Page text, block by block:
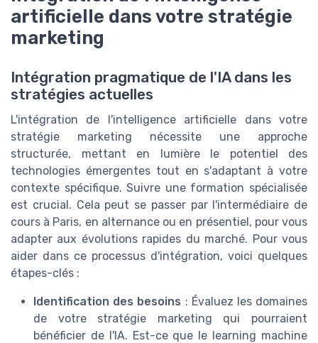
artificielle dans votre stratégie
marketing
Intégration pragmatique de l'IA dans les
stratégies actuelles
L'intégration de l'intelligence artificielle dans votre
stratégie marketing nécessite une approche
structurée, mettant en lumière le potentiel des
technologies émergentes tout en s'adaptant à votre
contexte spécifique. Suivre une formation spécialisée
est crucial. Cela peut se passer par l'intermédiaire de
cours à Paris, en alternance ou en présentiel, pour vous
adapter aux évolutions rapides du marché. Pour vous
aider dans ce processus d'intégration, voici quelques
étapes-clés :
Identification des besoins : Évaluez les domaines
de votre stratégie marketing qui pourraient
bénéficier de l'IA. Est-ce que le learning machine